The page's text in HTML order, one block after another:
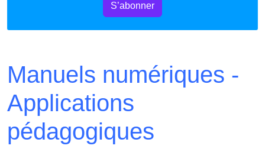
S’abonner
Manuels numériques -
Applications
pédagogiques